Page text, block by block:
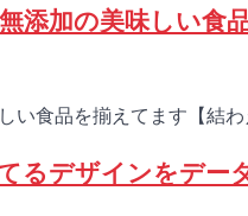
添加の美味しい食
食品を揃えてます【結わ
るデザインをデー